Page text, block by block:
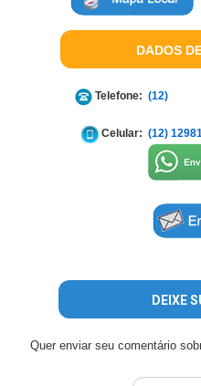
DADOS
Telefone: (12)
Celular: (12)
DEIXE
Quer enviar seu comentário